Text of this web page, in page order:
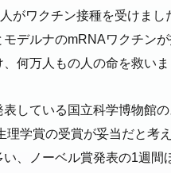
がワクチン接種を受けまし
デルナのmRNAワクチン
何万人もの人の命を救いま
している国立科学博物館
学賞の受賞が妥当だと考
、ノーベル賞発表の1週間